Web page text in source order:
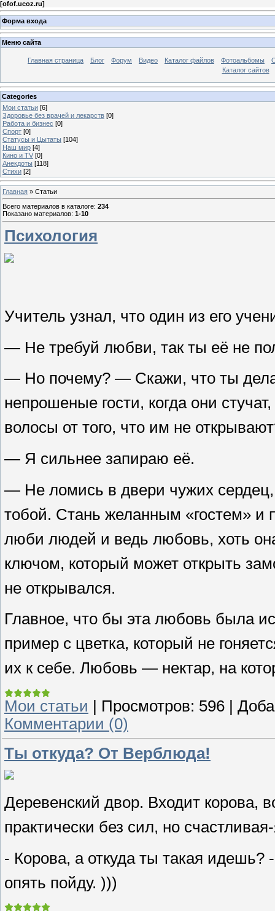
[ofof.ucoz.ru]
Форма входа
Меню сайта
Главная страница Блог Форум Видео Каталог файлов Фотоальбомы
Каталог сайтов
Categories
Мои статьи [6]
Здоровье без врачей и лекарств [0]
Работа и бизнес [0]
Спорт [0]
Статусы и Цытаты [104]
Наш мир [4]
Кино и TV [0]
Анекдоты [118]
Стихи [2]
Главная » Статьи
Всего материалов в каталоге: 234
Показано материалов: 1-10
Психология
Учитель узнал, что один из его
— Не требуй любви, так ты её не
— Но почему? — Скажи, что ты
непрошеные гости, когда они
волосы от того, что им не
— Я сильнее запираю её.
— Не ломись в двери чужих
тобой. Стань желанным «гостем» и
люби людей и ведь любовь, хоть
ключом, который может открыть
не открывался.
Главное, что бы эта любовь была
пример с цветка, который не
их к себе. Любовь — нектар, на
Мои статьи Просмотров: 596
Комментарии (0)
Ты откуда? От Верблюда!
Деревенский двор. Входит корова,
практически без сил, но
- Корова, а откуда ты такая идешь?
опять пойду. )))